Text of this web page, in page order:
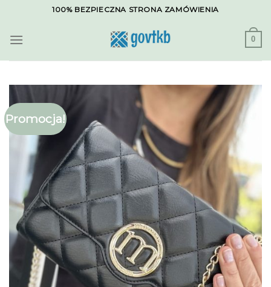
content
100% BEZPIECZNA STRONA ZAMÓWIENIA
0
Promocja!